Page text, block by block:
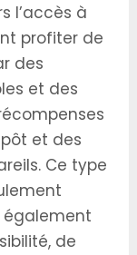
l’accès à
profiter de
des
et des
et des
Ce type
également
de